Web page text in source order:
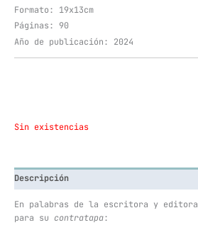
Formato: 19x13cm
Páginas: 90
Año de publicación: 2024
Sin existencias
Descripción
En palabras de la escritora y editora
para su contratapa: